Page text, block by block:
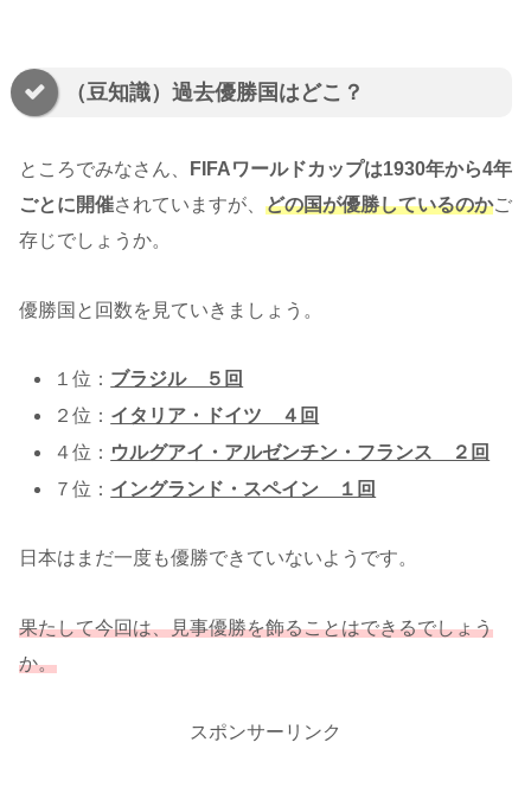
（豆知識）過去優勝国はどこ？
ところでみなさん、
FIFAワールドカップは1930年から4年
ごとに開催されていますが、 どの国が優勝しているのかご
存じでしょうか。
優勝国と回数を見ていきましょう。
１位： ブラジル ５回
２位： イタリア・ドイツ ４回
４位： ウルグアイ・アルゼンチン・フランス ２回
７位： イングランド・スペイン １回
日本はまだ一度も優勝できていないようです。
果たして今回は、見事優勝を飾ることはできるでしょう
か。
スポンサーリンク